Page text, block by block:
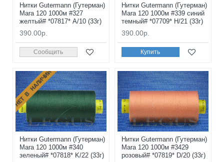
Нитки Gutermann (Гутерман)
Mara 120 1000м #327
желтый# *07817* A/10 (33г)
390.00р.
Сообщить
Нитки Gutermann (Гутерман)
Mara 120 1000м #339 синий
темный# *07709* H/21 (33г)
390.00р.
Купить
НЕТ В НАЛИЧИИ
Нитки Gutermann (Гутерман)
Mara 120 1000м #340
зеленый# *07818* K/22 (33г)
Нитки Gutermann (Гутерман)
Mara 120 1000м #3429
розовый# *07819* D/20 (33г)